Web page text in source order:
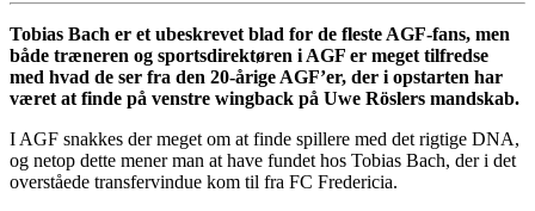
Tobias Bach er et ubeskrevet blad for de fleste AGF-fans, men
både træneren og sportsdirektøren i AGF er meget tilfredse
med hvad de ser fra den 20-årige AGF’er, der i opstarten har
været at finde på venstre wingback på Uwe Röslers mandskab.
I AGF snakkes der meget om at finde spillere med det rigtige DNA,
og netop dette mener man at have fundet hos Tobias Bach, der i det
overståede transfervindue kom til fra FC Fredericia.